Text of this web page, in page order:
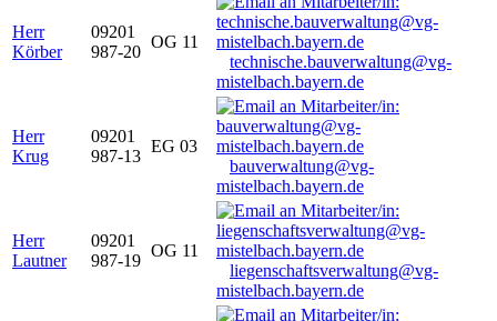
Herr
Körber
09201
987-20
OG 11
technische.bauverwaltung@vg-
mistelbach.bayern.de
Herr
Krug
09201
987-13
EG 03
bauverwaltung@vg-
mistelbach.bayern.de
Herr
Lautner
09201
987-19
OG 11
liegenschaftsverwaltung@vg-
mistelbach.bayern.de